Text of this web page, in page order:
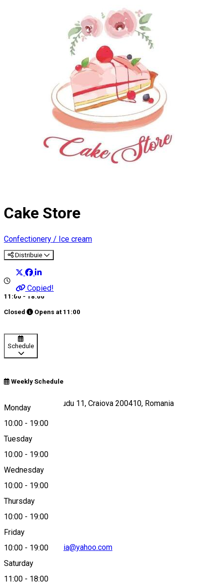
Cake Store
Confectionery / Ice cream
Distribuie
Copied!
11:00 - 18:00
Closed Opens at 11:00
Schedule
Weekly Schedule
Monday
10:00 - 19:00
Tuesday
10:00 - 19:00
Wednesday
10:00 - 19:00
Thursday
10:00 - 19:00
Friday
10:00 - 19:00
Saturday
11:00 - 18:00
Strada Madona Dudu 11, Craiova 200410, Romania
Map
ghineacristinamaria@yahoo.com